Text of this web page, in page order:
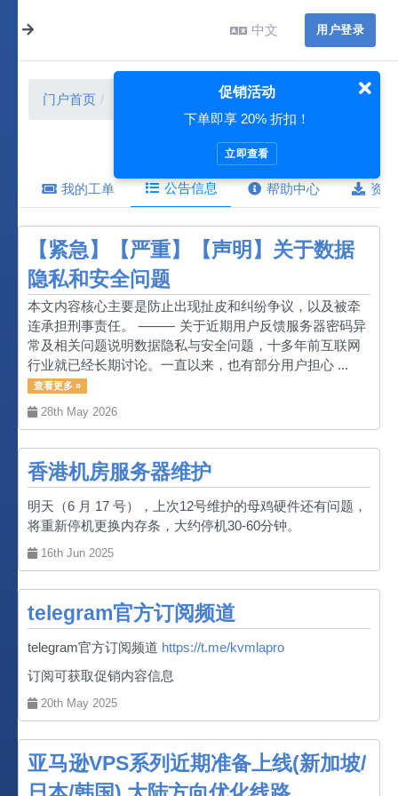
中文 用户登录
门户首页 8 月 2026
我的工单 公告信息 帮助中心 资
【紧急】【严重】【声明】关于数据
隐私和安全问题
本文内容核心主要是防止出现扯皮和纠纷争议，以及被牵
连承担刑事责任。 ⸻ 关于近期用户反馈服务器密码异
常及相关问题说明数据隐私与安全问题，十多年前互联网
行业就已经长期讨论。一直以来，也有部分用户担心 ...
查看更多 »
28th May 2026
香港机房服务器维护
明天（6 月 17 号），上次12号维护的母鸡硬件还有问题，
将重新停机更换内存条，大约停机30-60分钟。
16th Jun 2025
telegram官方订阅频道
telegram官方订阅频道 https://t.me/kvmlapro
订阅可获取促销内容信息
20th May 2025
亚马逊VPS系列近期准备上线(新加坡/
促销活动
下单即享 20% 折扣！
立即查看